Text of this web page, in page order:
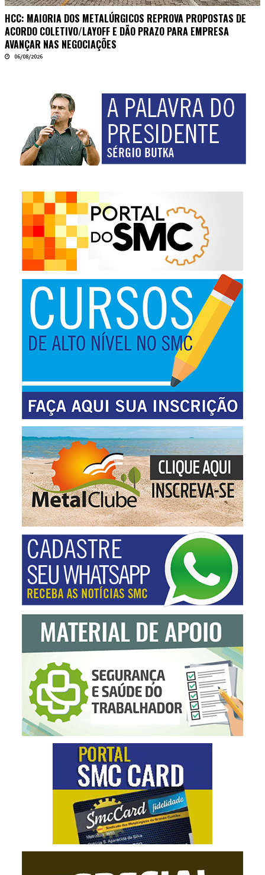
HCC: MAIORIA DOS METALÚRGICOS REPROVA PROPOSTAS DE
ACORDO COLETIVO/LAYOFF E DÃO PRAZO PARA EMPRESA
AVANÇAR NAS NEGOCIAÇÕES
06/08/2026